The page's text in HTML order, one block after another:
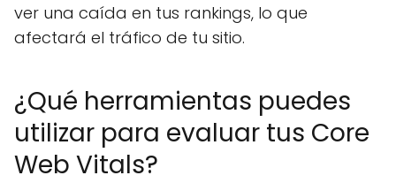
ver una caída en tus rankings, lo que
afectará el tráfico de tu sitio.
¿Qué herramientas puedes
utilizar para evaluar tus Core
Web Vitals?